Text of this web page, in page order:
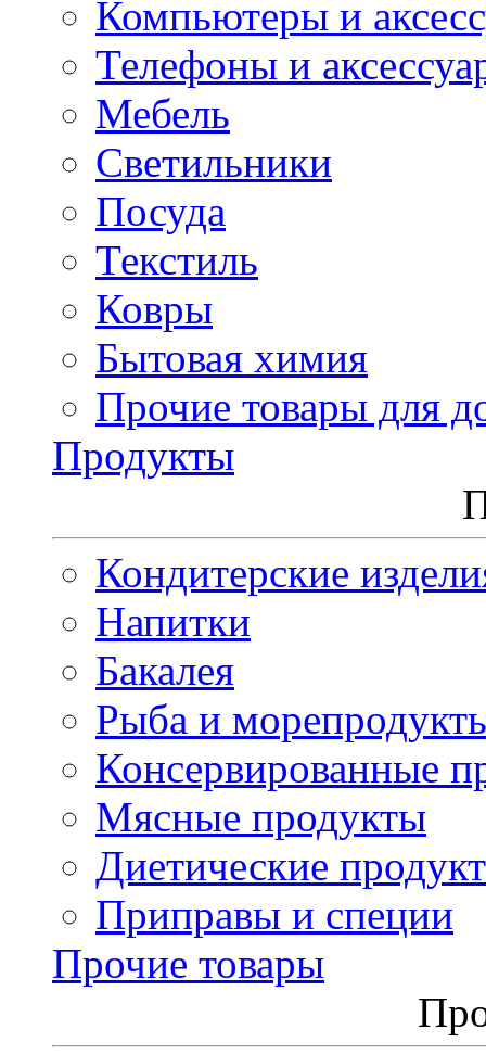
Компьютеры и
Телефоны и
Мебель
Светильники
Посуда
Текстиль
Ковры
Бытовая химия
Прочие товары для
Продукты
Кондитерские
Напитки
Бакалея
Рыба и
Консервированные
Мясные продукты
Диетические
Приправы и специи
Прочие товары